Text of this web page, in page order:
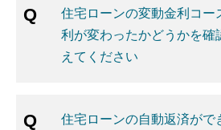
住宅ローンの変動金利コー
利が変わったかどうかを確
えてください
住宅ローンの自動返済がで